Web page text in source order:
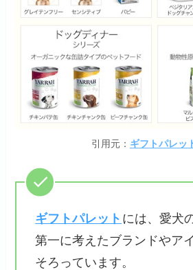
引用元： ギフトパレッ
ギフトパレット には、愛犬
第一に考えたブランドやア
そろっています。